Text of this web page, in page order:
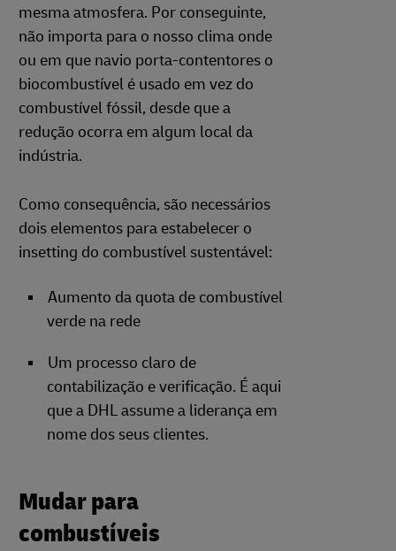
mesma atmosfera. Por conseguinte,
não importa para o nosso clima onde
ou em que navio porta-contentores o
biocombustível é usado em vez do
combustível fóssil, desde que a
redução ocorra em algum local da
indústria.
Como consequência, são necessários
dois elementos para estabelecer o
insetting do combustível sustentável:
Aumento da quota de combustível
verde na rede
Um processo claro de
contabilização e verificação. É aqui
que a DHL assume a liderança em
nome dos seus clientes.
Mudar para
combustíveis